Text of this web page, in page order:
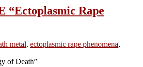
“Ectoplasmic Rape
metal, ectoplasmic rape phenomena,